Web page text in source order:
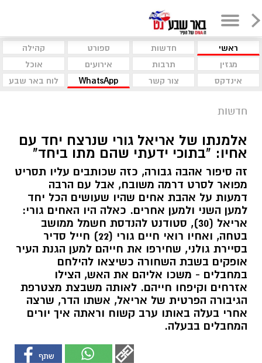
ראשי חדשות ספורט
קהילה
מגזין
תרבות אירועים
אוכל
אינדקס
צור קשר WhatsApp לוח באר שבע
חדשות
אלמנתו של אריאל גורי שנרצח יחד עם
אחיו: "בתוכי ידעתי שהם מתו ביחד"
זה סיפור אהבה גבורה, כזה שכותבים עליו תסריט
מפואר לסרט דרמה משובח, אבל עם הרבה
דמעות על אהבת אחים שהיו שעושים הכל יחד
למען השני ולמען אחרים. כאלה היו האחים גורי:
אריאל (30), סטודנט להנדסת חשמל ממושב
בטחה, ואחיו רואי חיים גורי (22) חייל סדיר
בסיירת גולני, שחירפו את חייהם למען הגנת העיר
אופקים בשבת השחורה כשיצאו להילחם
במחבלים - משכו אליהם את האש, הצילו
אזרחים וקיפחו חייהם. לאותה משבצת מצטרפת
הגיבורה הפרטית של אריאל, אשתו הדר, שרצה
אחרי בעלה באותו ערב קשוח וראתה איך יורים
המחבלים בבעלה.